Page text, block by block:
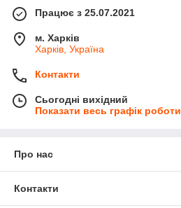
Працює з 25.07.2021
м. Харків
Харків, Україна
Контакти
Сьогодні вихідний
Показати весь графік роботи
Про нас
Контакти